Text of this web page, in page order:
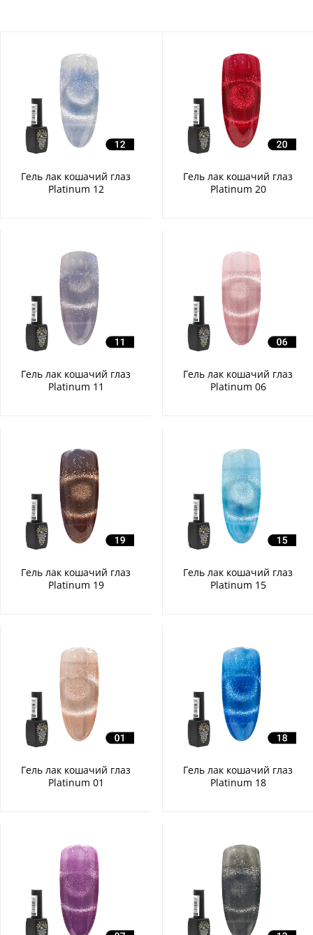
Гель лак кошачий глаз
Platinum 12
Гель лак кошачий глаз
Platinum 20
Гель лак кошачий глаз
Platinum 11
Гель лак кошачий глаз
Platinum 06
Гель лак кошачий глаз
Platinum 19
Гель лак кошачий глаз
Platinum 15
Гель лак кошачий глаз
Platinum 01
Гель лак кошачий глаз
Platinum 18